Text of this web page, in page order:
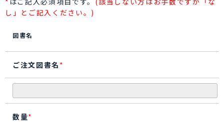
し」とご記入ください。)
図書名
ご注文図書名 *
数量*